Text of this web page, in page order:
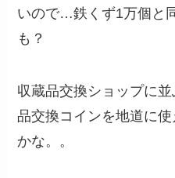
いので…鉄くず1万個と
も？
収蔵品交換ショップに
品交換コインを地道に
かな。。